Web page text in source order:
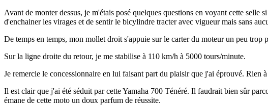
Avant de monter dessus, je m'étais posé quelques questions en voyant cette
d'enchainer les virages et de sentir le bicylindre tracter avec vigueur mais sans
De temps en temps, mon mollet droit s'appuie sur le carter du moteur un peu trop
Sur la ligne droite du retour, je me stabilise à 110 km/h à 5000 tours/minute.
Je remercie le concessionnaire en lui faisant part du plaisir que j'ai éprouvé. Rien
Il est clair que j'ai été séduit par cette Yamaha 700 Ténéré. Il faudrait bien sûr
émane de cette moto un doux parfum de réussite.